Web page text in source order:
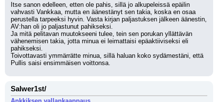
Itse sanon edelleen, etten ole pahis, sillä jo alkupeleissä epäilin
vahvasti Vankkaa, mutta en äänestänyt sen takia, koska en osaa
perustella tarpeeksi hyvin. Vasta kirjan paljastuksen jälkeen äänestin,
AV:han oli jo paljastunut pahikseksi.
Ja mitä pelitavan muutokseeni tulee, tein sen porukan yllättävän
vähenemisen takia, jotta minua ei leimattaisi epäaktiiviseksi eli
pahikseksi.
Toivottavasti ymmärrätte minua, sillä haluan koko sydämestäni, että
Pullis saisi ensimmäisen voittonsa.
Salwer1st/